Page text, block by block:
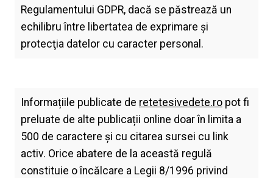
Regulamentului GDPR, dacă se păstrează un
echilibru între libertatea de exprimare şi
protecţia datelor cu caracter personal.
Informațiile publicate de retetesivedete.ropot fi
preluate de alte publicații online doar în limita a
500 de caractere și cu citarea sursei cu link
activ. Orice abatere de la această regulă
constituie o încălcare a Legii 8/1996 privind